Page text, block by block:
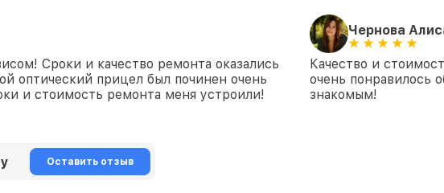
Сроки и качество ремонта оказались
оптический прицел был починен очень
и стоимость ремонта меня устроили!
Чернова
Качество и
очень понравилось
знакомым!
Оставить отзыв